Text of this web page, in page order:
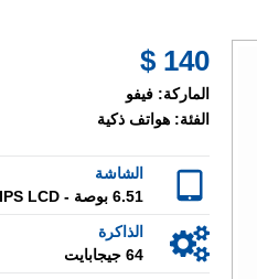
140 $
الماركة: فيفو
الفئة: هواتف ذكية
الشاشة
6.51 بوصة - IPS LCD
الذاكرة
64 جيجابايت